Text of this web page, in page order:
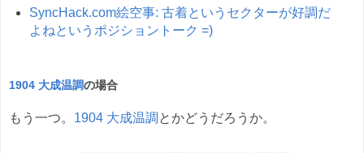
SyncHack.com絵空事: 古着というセクターが好調だ
よねというポジショントーク =)
1904 大成温調の場合
もう一つ。 1904 大成温調 とかどうだろうか。